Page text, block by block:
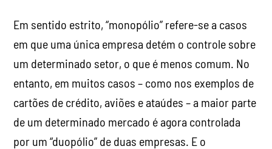
Em sentido estrito, “monopólio” refere-se a casos
em que uma única empresa detém o controle sobre
um determinado setor, o que é menos comum. No
entanto, em muitos casos – como nos exemplos de
cartões de crédito, aviões e ataúdes – a maior parte
de um determinado mercado é agora controlada
por um “duopólio” de duas empresas. E o